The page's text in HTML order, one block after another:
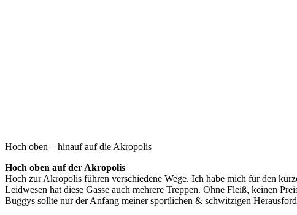
Hoch oben – hinauf auf die Akropolis
Hoch oben auf der Akropolis
Hoch zur Akropolis führen verschiedene Wege. Ich habe mich für den
Leidwesen hat diese Gasse auch mehrere Treppen. Ohne Fleiß, keinen
Buggys sollte nur der Anfang meiner sportlichen & schwitzigen